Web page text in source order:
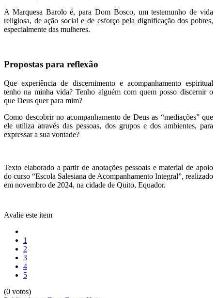
A Marquesa Barolo é, para Dom Bosco, um testemunho de vida
religiosa, de ação social e de esforço pela dignificação dos pobres,
especialmente das mulheres.
Propostas para reflexão
Que experiência de discernimento e acompanhamento espiritual
tenho na minha vida? Tenho alguém com quem posso discernir o
que Deus quer para mim?
Como descobrir no acompanhamento de Deus as “mediações” que
ele utiliza através das pessoas, dos grupos e dos ambientes, para
expressar a sua vontade?
Texto elaborado a partir de anotações pessoais e material de apoio
do curso “Escola Salesiana de Acompanhamento Integral”, realizado
em novembro de 2024, na cidade de Quito, Equador.
Avalie este item
1
2
3
4
5
(0 votos)